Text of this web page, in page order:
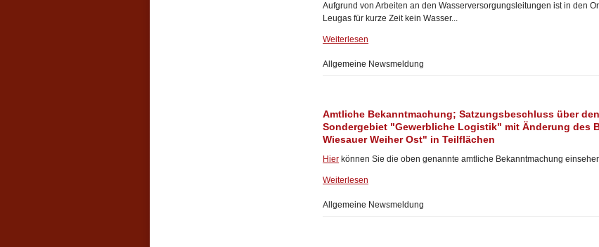
Aufgrund von Arbeiten an den Wasserversorgungsleitungen ist in den
Leugas für kurze Zeit kein Wasser...
Weiterlesen
Allgemeine Newsmeldung
Amtliche Bekanntmachung; Satzungsbeschluss über
Sondergebiet "Gewerbliche Logistik" mit Änderung des
Wiesauer Weiher Ost" in Teilflächen
Hier können Sie die oben genannte amtliche Bekanntmachung
Weiterlesen
Allgemeine Newsmeldung